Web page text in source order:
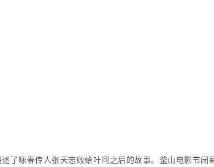
了咏春传人张天志败给叶问之后的故事。釜山电影节